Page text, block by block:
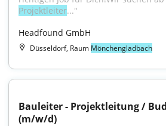
Projektleiter..."
Headfound GmbH
Düsseldorf, Raum Mönchengladbach
Bauleiter - Projektleitung /
(m/w/d)